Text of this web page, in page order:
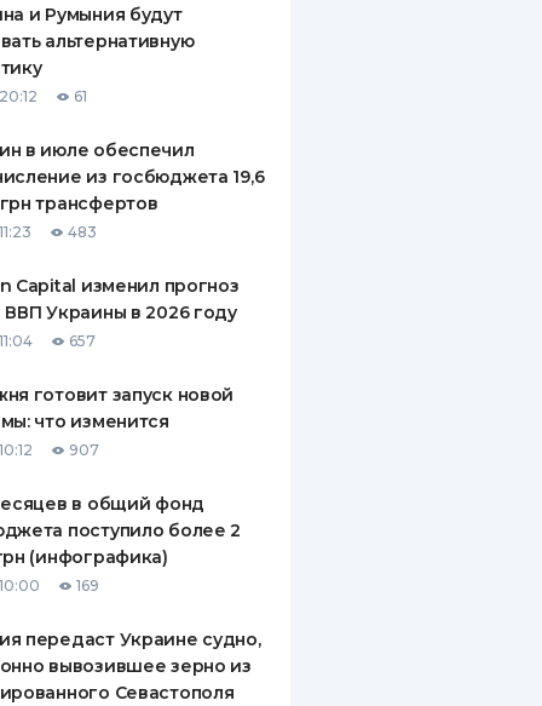
и Румыния будут
альтернативную
61
в июле обеспечил
из госбюджета 19,6
трансфертов
483
Capital изменил прогноз
ВВП Украины в 2026 году
657
готовит запуск новой
что изменится
907
в общий фонд
поступило более 2
(инфографика)
169
передаст Украине судно,
вывозившее зерно из
Севастополя